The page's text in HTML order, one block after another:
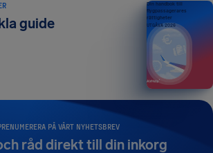
PÅ VÅRT NYHETSBREV
råd direkt till din inkorg
guide
Din handbok till
flygpassagerares
rättigheter
UTGÅVA 2026